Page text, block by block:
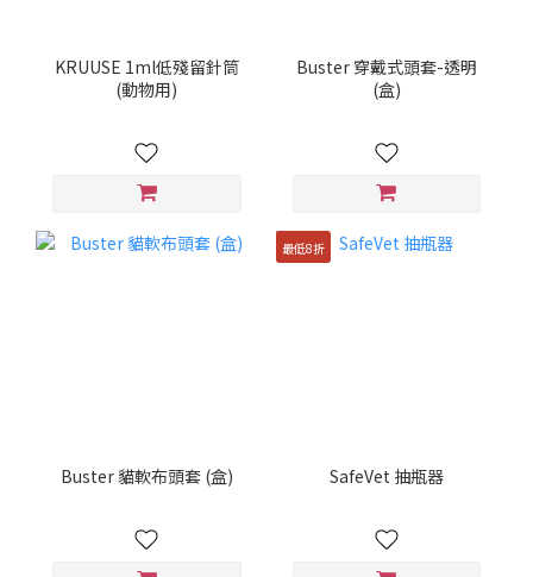
KRUUSE 1ml低殘留針筒
(動物用)
Buster 穿戴式頭套-透明
(盒)
Buster 貓軟布頭套 (盒)
最低8折
SafeVet 抽瓶器